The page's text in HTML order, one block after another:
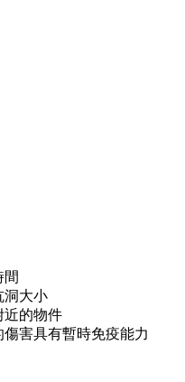
間
洞大小
近的物件
害具有暫時免疫能力